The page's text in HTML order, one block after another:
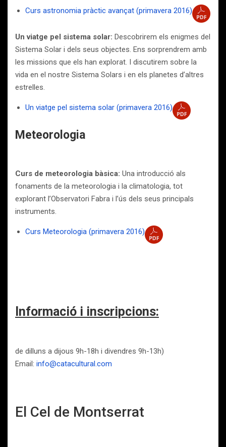
Curs astronomia pràctic avançat (primavera 2016)
Un viatge pel sistema solar: Descobrirem els enigmes del
Sistema Solar i dels seus objectes. Ens sorprendrem amb
les missions que els han explorat. I discutirem sobre la
vida en el nostre Sistema Solars i en els planetes d’altres
estrelles.
Un viatge pel sistema solar (primavera 2016)
Meteorologia
Curs de meteorologia bàsica: Una introducció als
fonaments de la meteorologia i la climatologia, tot
explorant l’Observatori Fabra i l’ús dels seus principals
instruments.
Curs Meteorologia (primavera 2016)
Informació i inscripcions:
de dilluns a dijous 9h-18h i divendres 9h-13h)
Email: info@catacultural.com
El Cel de Montserrat